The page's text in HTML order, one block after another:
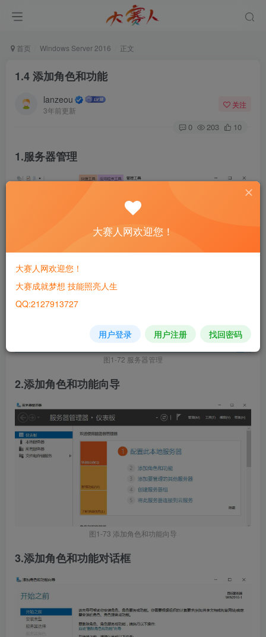
首页 Windows Server 2016 正文
1.4 添加角色和功能
lanzeou
3年前更新
关注
0 203 10
1.服务器管理
图1-72 服务器管理
2.添加角色和功能向导
图1-73 添加角色和功能向导
3.添加角色和功能对话框
大赛人网欢迎您！
大赛人网欢迎您！
大赛成就梦想 技能照亮人生
QQ:2127913727
用户登录 用户注册 找回密码